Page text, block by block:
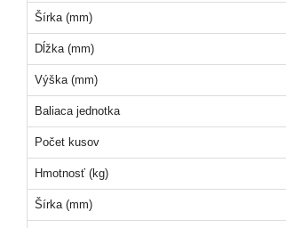
Šírka (mm)
Dĺžka (mm)
Výška (mm)
Baliaca jednotka
Počet kusov
Hmotnosť (kg)
Šírka (mm)